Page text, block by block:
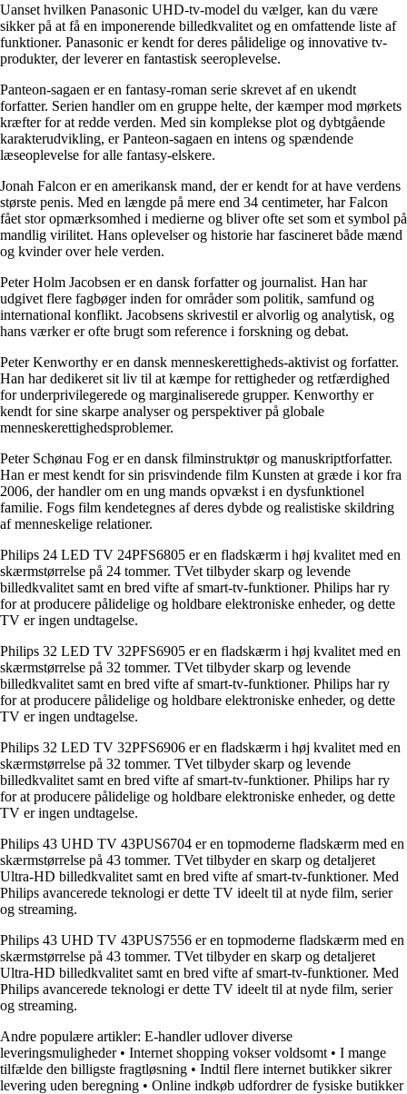
Uanset hvilken Panasonic UHD-tv-model du vælger, kan du være
sikker på at få en imponerende billedkvalitet og en omfattende liste af
funktioner. Panasonic er kendt for deres pålidelige og innovative tv-
produkter, der leverer en fantastisk seeroplevelse.
Panteon-sagaen er en fantasy-roman serie skrevet af en ukendt
forfatter. Serien handler om en gruppe helte, der kæmper mod mørkets
kræfter for at redde verden. Med sin komplekse plot og dybtgående
karakterudvikling, er Panteon-sagaen en intens og spændende
læseoplevelse for alle fantasy-elskere.
Jonah Falcon er en amerikansk mand, der er kendt for at have verdens
største penis. Med en længde på mere end 34 centimeter, har Falcon
fået stor opmærksomhed i medierne og bliver ofte set som et symbol på
mandlig virilitet. Hans oplevelser og historie har fascineret både mænd
og kvinder over hele verden.
Peter Holm Jacobsen er en dansk forfatter og journalist. Han har
udgivet flere fagbøger inden for områder som politik, samfund og
international konflikt. Jacobsens skrivestil er alvorlig og analytisk, og
hans værker er ofte brugt som reference i forskning og debat.
Peter Kenworthy er en dansk menneskerettigheds-aktivist og forfatter.
Han har dedikeret sit liv til at kæmpe for rettigheder og retfærdighed
for underprivilegerede og marginaliserede grupper. Kenworthy er
kendt for sine skarpe analyser og perspektiver på globale
menneskerettighedsproblemer.
Peter Schønau Fog er en dansk filminstruktør og manuskriptforfatter.
Han er mest kendt for sin prisvindende film Kunsten at græde i kor fra
2006, der handler om en ung mands opvækst i en dysfunktionel
familie. Fogs film kendetegnes af deres dybde og realistiske skildring
af menneskelige relationer.
Philips 24 LED TV 24PFS6805 er en fladskærm i høj kvalitet med en
skærmstørrelse på 24 tommer. TVet tilbyder skarp og levende
billedkvalitet samt en bred vifte af smart-tv-funktioner. Philips har ry
for at producere pålidelige og holdbare elektroniske enheder, og dette
TV er ingen undtagelse.
Philips 32 LED TV 32PFS6905 er en fladskærm i høj kvalitet med en
skærmstørrelse på 32 tommer. TVet tilbyder skarp og levende
billedkvalitet samt en bred vifte af smart-tv-funktioner. Philips har ry
for at producere pålidelige og holdbare elektroniske enheder, og dette
TV er ingen undtagelse.
Philips 32 LED TV 32PFS6906 er en fladskærm i høj kvalitet med en
skærmstørrelse på 32 tommer. TVet tilbyder skarp og levende
billedkvalitet samt en bred vifte af smart-tv-funktioner. Philips har ry
for at producere pålidelige og holdbare elektroniske enheder, og dette
TV er ingen undtagelse.
Philips 43 UHD TV 43PUS6704 er en topmoderne fladskærm med en
skærmstørrelse på 43 tommer. TVet tilbyder en skarp og detaljeret
Ultra-HD billedkvalitet samt en bred vifte af smart-tv-funktioner. Med
Philips avancerede teknologi er dette TV ideelt til at nyde film, serier
og streaming.
Philips 43 UHD TV 43PUS7556 er en topmoderne fladskærm med en
skærmstørrelse på 43 tommer. TVet tilbyder en skarp og detaljeret
Ultra-HD billedkvalitet samt en bred vifte af smart-tv-funktioner. Med
Philips avancerede teknologi er dette TV ideelt til at nyde film, serier
og streaming.
Andre populære artikler: E-handler udlover diverse
leveringsmuligheder• Internet shopping vokser voldsomt • I mange
tilfælde den billigste fragtløsning • Indtil flere internet butikker sikrer
levering uden beregning • Online indkøb udfordrer de fysiske butikker